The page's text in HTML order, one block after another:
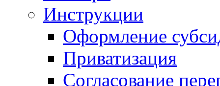
Инструкции
Оформление
Приватизация
Согласование